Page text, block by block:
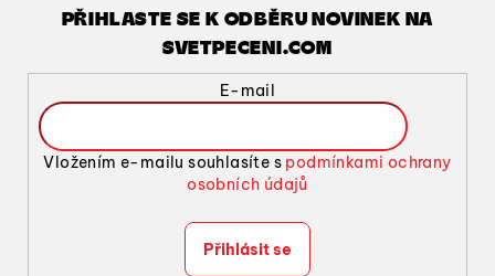
PŘIHLASTE SE K ODBĚRU NOVINEK NA
SVETPECENI.COM
E-mail
Vložením e-mailu souhlasíte s podmínkami ochrany
osobních údajů
Přihlásit se